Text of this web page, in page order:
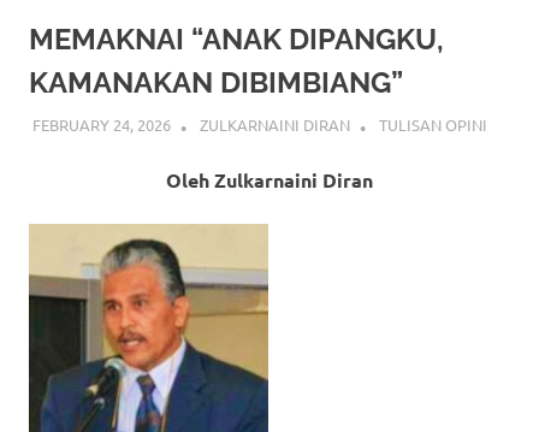
MEMAKNAI “ANAK DIPANGKU,
KAMANAKAN DIBIMBIANG”
FEBRUARY 24, 2026 ZULKARNAINI DIRAN TULISAN OPINI
Oleh Zulkarnaini Diran